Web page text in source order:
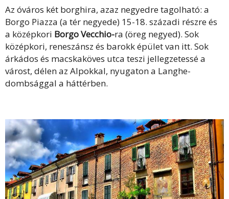
Az óváros két borghira, azaz negyedre tagolható: a
Borgo Piazza (a tér negyede) 15-18. századi részre és
a középkori Borgo Vecchio-ra (öreg negyed). Sok
középkori, reneszánsz és barokk épület van itt. Sok
árkádos és macskaköves utca teszi jellegzetessé a
várost, délen az Alpokkal, nyugaton a Langhe-
dombsággal a háttérben.